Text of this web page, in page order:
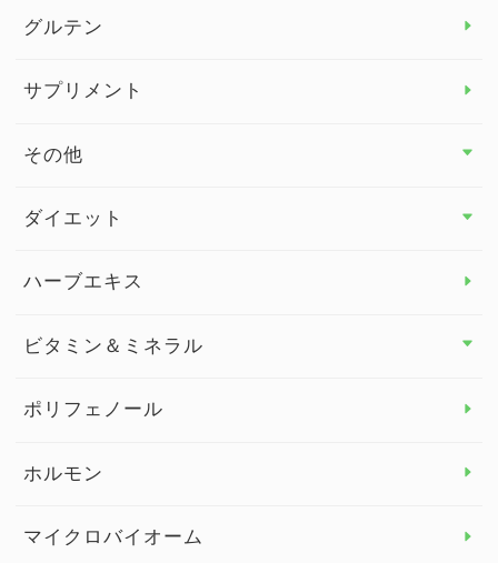
グルテン
サプリメント
その他
その他 トップ
健康セミナー
ダイエット
ダイエット トップ
ハーブエキス
ビタミン＆ミネラル
ビタミン＆ミネラル トップ
ポリフェノール
ホルモン
マイクロバイオーム